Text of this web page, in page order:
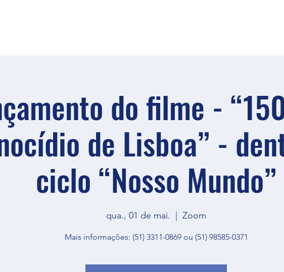
do filme -
de Lisboa” -
ciclo “Nosso Mundo”
qua., 01 de mai. Zoom
Mais informações: (51) 3311-0869 ou (51) 98585-0371